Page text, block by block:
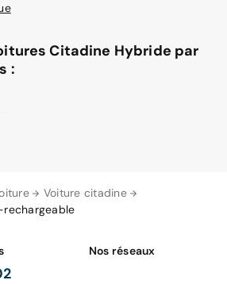
Voiture citadine
Citadine Hybride par
:
Nos réseaux